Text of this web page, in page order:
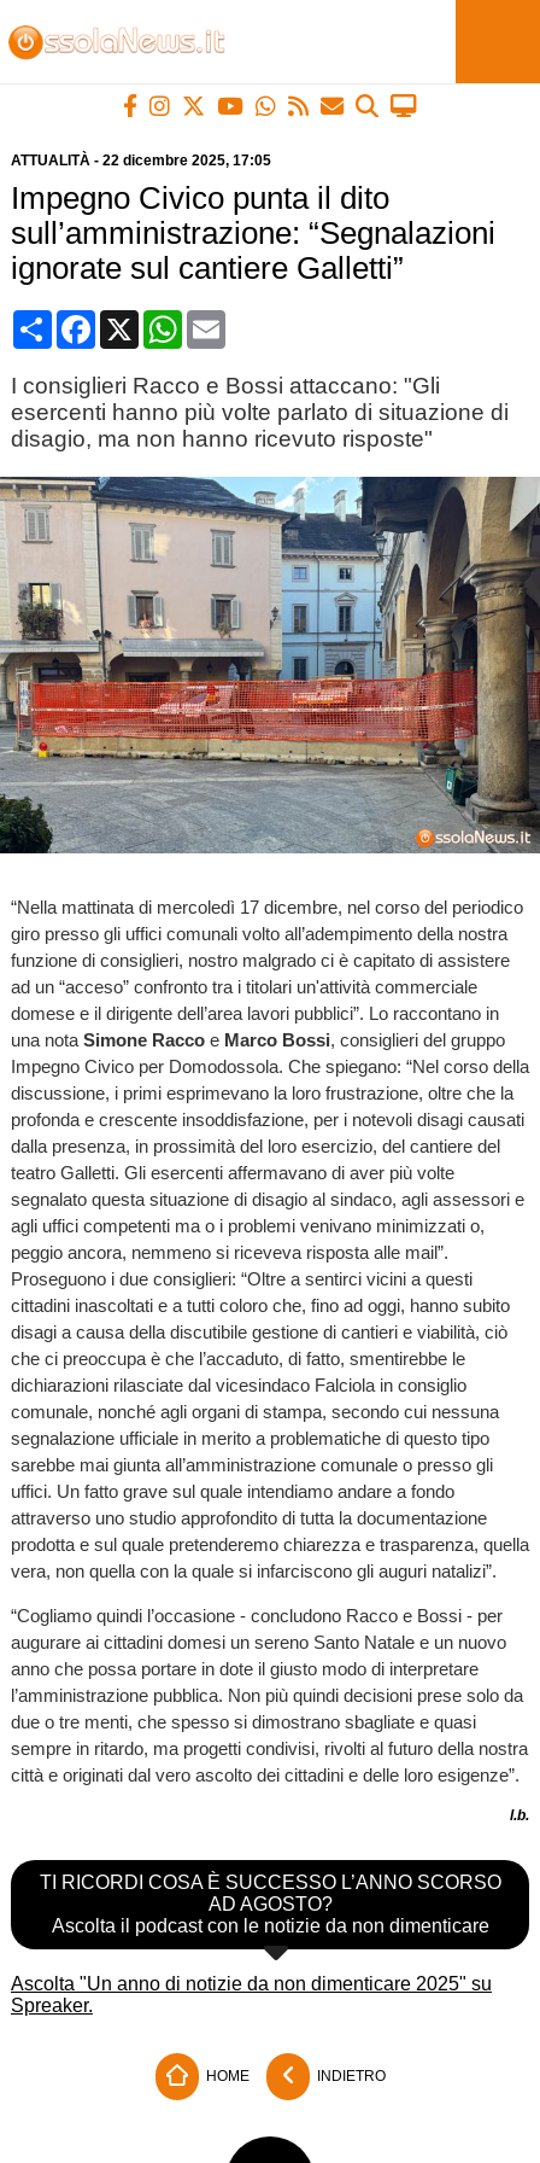
ATTUALITÀ- 22 dicembre 2025, 17:05
Impegno Civico punta il dito
sull’amministrazione: “Segnalazioni
ignorate sul cantiere Galletti”
CondividiFacebook
X WhatsApp
Email
I consiglieri Racco e Bossi attaccano: "Gli
esercenti hanno più volte parlato di situazione di
disagio, ma non hanno ricevuto risposte"
“Nella mattinata di mercoledì 17 dicembre, nel corso del periodico
giro presso gli uffici comunali volto all’adempimento della nostra
funzione di consiglieri, nostro malgrado ci è capitato di assistere
ad un “acceso” confronto tra i titolari un'attività commerciale
domese e il dirigente dell’area lavori pubblici”. Lo raccontano in
una nota Simone Raccoe Marco Bossi, consiglieri del gruppo
Impegno Civico per Domodossola. Che spiegano: “Nel corso della
discussione, i primi esprimevano la loro frustrazione, oltre che la
profonda e crescente insoddisfazione, per i notevoli disagi causati
dalla presenza, in prossimità del loro esercizio, del cantiere del
teatro Galletti. Gli esercenti affermavano di aver più volte
segnalato questa situazione di disagio al sindaco, agli assessori e
agli uffici competenti ma o i problemi venivano minimizzati o,
peggio ancora, nemmeno si riceveva risposta alle mail”.
Proseguono i due consiglieri: “Oltre a sentirci vicini a questi
cittadini inascoltati e a tutti coloro che, fino ad oggi, hanno subito
disagi a causa della discutibile gestione di cantieri e viabilità, ciò
che ci preoccupa è che l’accaduto, di fatto, smentirebbe le
dichiarazioni rilasciate dal vicesindaco Falciola in consiglio
comunale, nonché agli organi di stampa, secondo cui nessuna
segnalazione ufficiale in merito a problematiche di questo tipo
sarebbe mai giunta all’amministrazione comunale o presso gli
uffici. Un fatto grave sul quale intendiamo andare a fondo
attraverso uno studio approfondito di tutta la documentazione
prodotta e sul quale pretenderemo chiarezza e trasparenza, quella
vera, non quella con la quale si infarciscono gli auguri natalizi”.
“Cogliamo quindi l’occasione - concludono Racco e Bossi - per
augurare ai cittadini domesi un sereno Santo Natale e un nuovo
anno che possa portare in dote il giusto modo di interpretare
l’amministrazione pubblica. Non più quindi decisioni prese solo da
due o tre menti, che spesso si dimostrano sbagliate e quasi
sempre in ritardo, ma progetti condivisi, rivolti al futuro della nostra
città e originati dal vero ascolto dei cittadini e delle loro esigenze”.
l.b.
TI RICORDI COSA È SUCCESSO L’ANNO SCORSO
AD AGOSTO?
Ascolta il podcast con le notizie da non dimenticare
Ascolta "Un anno di notizie da non dimenticare 2025" su
Spreaker.
HOME INDIETRO